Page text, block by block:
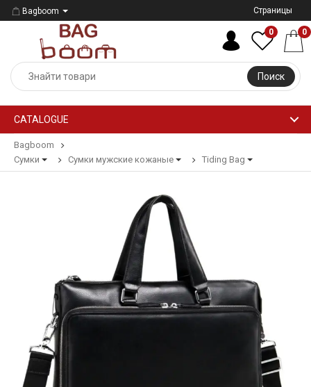
Bagboom Страницы
Поиск
0 0
CATALOGUE
Bagboom
Сумки
Сумки мужские кожаные Tiding Bag